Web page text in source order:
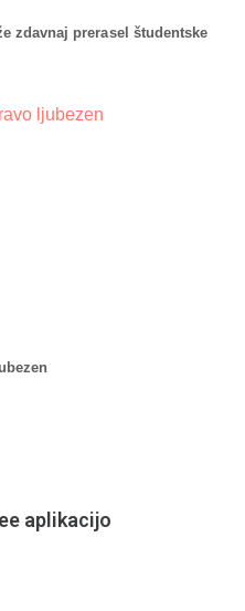
zdavnaj prerasel študentske
aplikacijo